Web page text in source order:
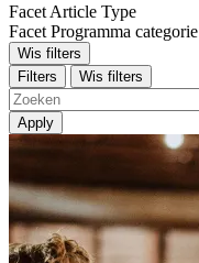
Facet Article Type
Facet Programma categorie
Wis filters
Filters
Wis filters
Apply